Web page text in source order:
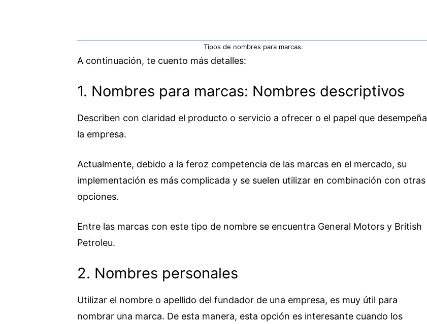
Tipos de nombres para marcas.
A continuación, te cuento más detalles:
1. Nombres para marcas: Nombres descriptivos
Describen con claridad el producto o servicio a ofrecer o el papel que desempeña
la empresa.
Actualmente, debido a la feroz competencia de las marcas en el mercado, su
implementación es más complicada y se suelen utilizar en combinación con otras
opciones.
Entre las marcas con este tipo de nombre se encuentra General Motors y British
Petroleu.
2. Nombres personales
Utilizar el nombre o apellido del fundador de una empresa, es muy útil para
nombrar una marca. De esta manera, esta opción es interesante cuando los